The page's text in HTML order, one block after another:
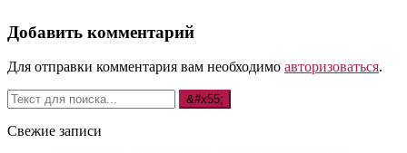
Добавить комментарий
Для отправки комментария вам необходимо авторизоваться.
Свежие записи